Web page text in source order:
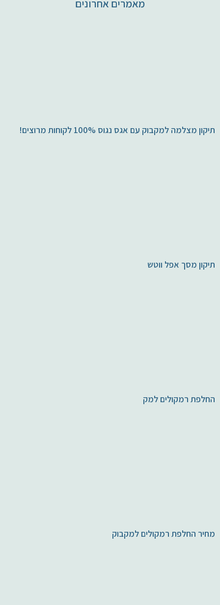
מאמרים אחרונים
תיקון מצלמה למקבוק עם אגס נגוס 100% לקוחות מרוצים!
תיקון מסך אפל ווטש
החלפת רמקולים למק
מחיר החלפת רמקולים למקבוק